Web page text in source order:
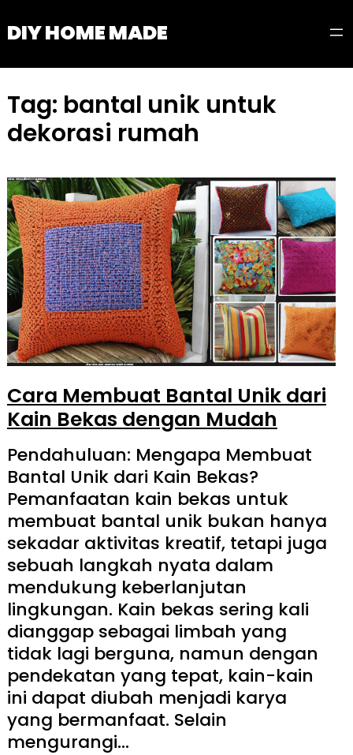
toDIY HOME MADE
Tag: bantal unik untuk
dekorasi rumah
Cara Membuat Bantal Unik dari
Kain Bekas dengan Mudah
Pendahuluan: Mengapa Membuat
Bantal Unik dari Kain Bekas?
Pemanfaatan kain bekas untuk
membuat bantal unik bukan hanya
sekadar aktivitas kreatif, tetapi juga
sebuah langkah nyata dalam
mendukung keberlanjutan
lingkungan. Kain bekas sering kali
dianggap sebagai limbah yang
tidak lagi berguna, namun dengan
pendekatan yang tepat, kain-kain
ini dapat diubah menjadi karya
yang bermanfaat. Selain
mengurangi…